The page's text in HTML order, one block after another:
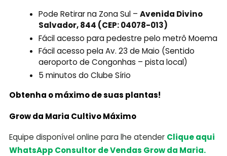
Pode Retirar na Zona Sul –Avenida Divino
Salvador, 844 (CEP: 04078-013)
Fácil acesso para pedestre pelo metrô Moema
Fácil acesso pela Av. 23 de Maio (Sentido
aeroporto de Congonhas – pista local)
5 minutos do Clube Sírio
Obtenha o máximo de suas plantas!
Grow da Maria Cultivo Máximo
Equipe disponível online para lhe atender Clique aqui
WhatsApp Consultor de Vendas Grow da Maria.